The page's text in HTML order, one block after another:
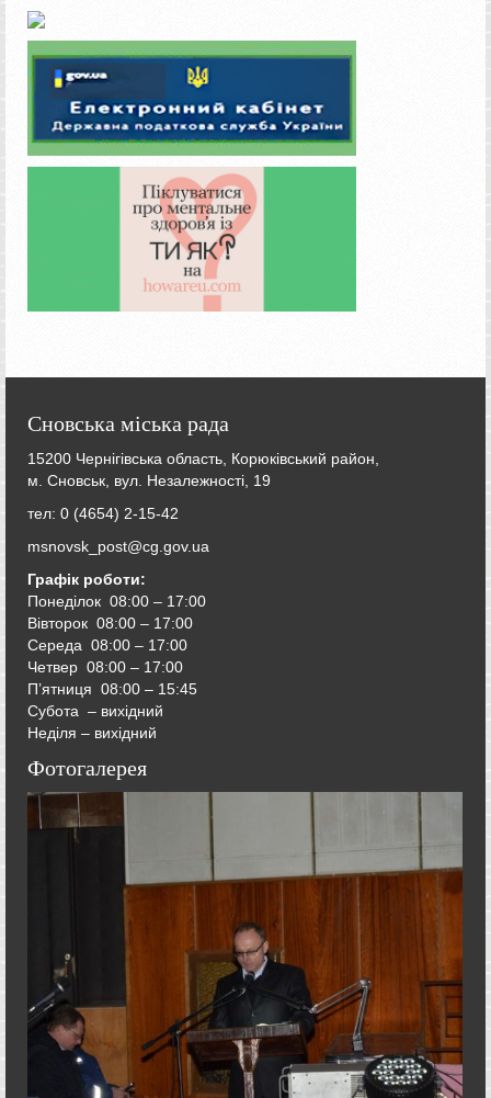
Сновська міська рада
15200 Чернігівська область, Корюківський район,
м. Сновськ, вул. Незалежності, 19
тел: 0 (4654) 2-15-42
msnovsk_post@cg.gov.ua
Графік роботи:
Понеділок 08:00 – 17:00
Вівторок 08:00 – 17:00
Середа 08:00 – 17:00
Четвер 08:00 – 17:00
П’ятниця 08:00 – 15:45
Субота – вихідний
Неділя – вихідний
Фотогалерея